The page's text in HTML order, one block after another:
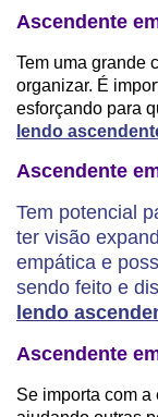
Ascendente
Tem uma grande
organizar. É
esforçando para
lendo
Ascendente
Tem potencial
ter visão
empática e
sendo feito e
lendo
Ascendente
Se importa com